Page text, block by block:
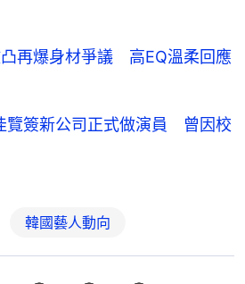
再爆身材爭議 高EQ溫柔回應
覽簽新公司正式做演員 曾因校
韓國藝人動向